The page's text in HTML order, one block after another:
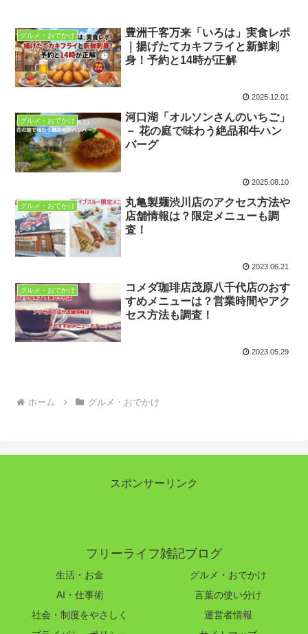
グルメ・おでかけ
豊洲千客万来「いろは」実食レポ
｜揚げたてカキフライと新鮮刺
身！予約と14時が正解
2025.12.01
グルメ・おでかけ
河口湖「オルソンさんのいちご」
－ 花の庭で味わう絶品和牛ハン
バーグ
2025.08.10
グルメ・おでかけ
丸亀製麺渋川店のアクセス方法や
店舗情報は？限定メニューも調
査！
2023.06.21
グルメ・おでかけ
コメダ珈琲店茂原八千代店のおす
すめメニューは？営業時間やアク
セス方法も調査！
2023.05.29
ホーム グルメ・おでかけ
スポンサーリンク
フリーライフ雑記ブログ
生活・お金
グルメ・おでかけ
AI・仕事術
言葉の使い分け
社会・制度をやさしく
運営者情報